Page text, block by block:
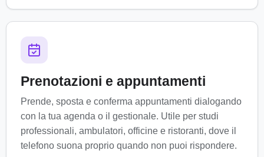
Prenotazioni e appuntamenti
Prende, sposta e conferma appuntamenti dialogando
con la tua agenda o il gestionale. Utile per studi
professionali, ambulatori, officine e ristoranti, dove il
telefono suona proprio quando non puoi rispondere.